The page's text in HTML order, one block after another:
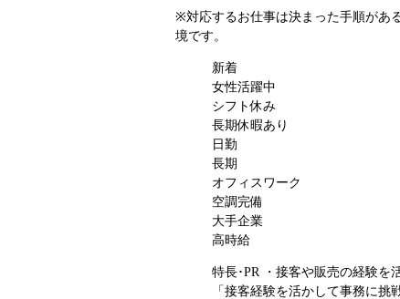
※対応するお仕事は決まった手順があ
境です。
新着
女性活躍中
シフト休み
長期休暇あり
日勤
長期
オフィスワーク
空調完備
大手企業
高時給
特長･PR
・接客や販売の経験を
「接客経験を活かして事務に